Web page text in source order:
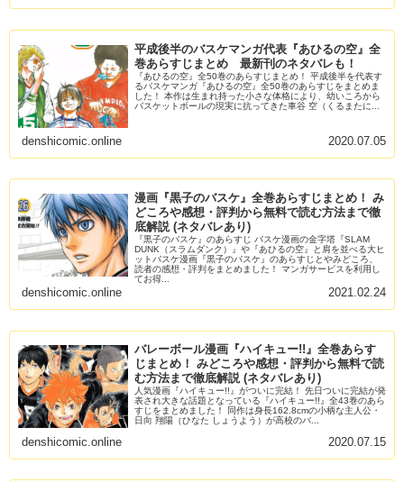
平成後半のバスケマンガ代表『あひるの空』全
巻あらすじまとめ 最新刊のネタバレも！
『あひるの空』全50巻のあらすじまとめ！ 平成後半を代表す
るバスケマンガ『あひるの空』全50巻のあらすじをまとめま
した！ 本作は生まれ持った小さな体格により、幼いころから
バスケットボールの現実に抗ってきた車谷 空（くるまたに...
denshicomic.online 2020.07.05
漫画『黒子のバスケ』全巻あらすじまとめ！ み
どころや感想・評判から無料で読む方法まで徹
底解説 (ネタバレあり)
『黒子のバスケ』のあらすじ バスケ漫画の金字塔『SLAM
DUNK（スラムダンク）』や『あひるの空』と肩を並べる大ヒ
ットバスケ漫画『黒子のバスケ』のあらすじとやみどころ、
読者の感想・評判をまとめました！ マンガサービスを利用し
てお得...
denshicomic.online 2021.02.24
バレーボール漫画『ハイキュー!!』全巻あらす
じまとめ！ みどころや感想・評判から無料で読
む方法まで徹底解説 (ネタバレあり)
人気漫画『ハイキュー!!』がついに完結！ 先日ついに完結が発
表され大きな話題となっている『ハイキュー!!』全43巻のあら
すじをまとめました！ 同作は身長162.8cmの小柄な主人公・
日向 翔陽（ひなた しょうよう）が高校のバ...
denshicomic.online 2020.07.15